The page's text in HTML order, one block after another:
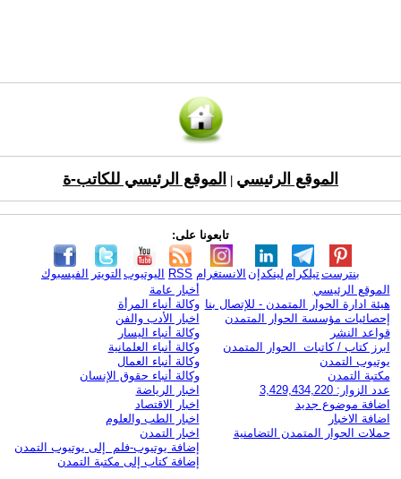
الموقع الرئيسي الموقع الرئيسي للكاتب-ة
تابعونا على:
الفيسبوك التويتر اليوتيوب RSS الانستغرام لينكدإن تيلكرامبنترست
الموقع الرئيسي
هيئة ادارة الحوار المتمدن - للإتصال بنا
إحصائيات مؤسسة الحوار المتمدن
قواعد النشر
ابرز كتاب / كاتبات الحوار المتمدن
يوتيوب التمدن
مكتبة التمدن
عدد الزوار: 3,429,434,220
اضافة موضوع جديد
اضافة الاخبار
حملات الحوار المتمدن التضامنية
أخبار عامة
وكالة أنباء المرأة
اخبار الأدب والفن
وكالة أنباء اليسار
وكالة أنباء العلمانية
وكالة أنباء العمال
وكالة أنباء حقوق الإنسان
اخبار الرياضة
اخبار الاقتصاد
اخبار الطب والعلوم
اخبار التمدن
إضافة يوتيوب-فلم إلى يوتيوب التمدن
إضافة كتاب إلى مكتبة التمدن